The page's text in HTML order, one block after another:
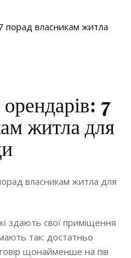
7
житла для
власникам житла для
здають свої приміщення
так: достатньо
щонайменше на пів